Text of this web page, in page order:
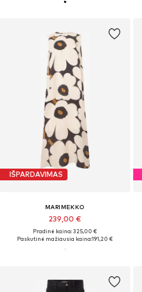
IŠPARDAVIMAS
MARIMEKKO
239,00 €
Pradinė kaina: 325,00 €
Paskutinė mažiausia kaina:191,20 €